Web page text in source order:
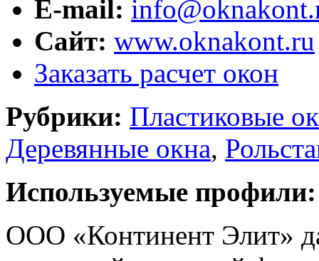
E-mail:
Сайт: www.oknakont.ru
Заказать расчет окон
Рубрики: Пластиковые
Деревянные окна,
Используемые профили:
ООО «Континент Элит»